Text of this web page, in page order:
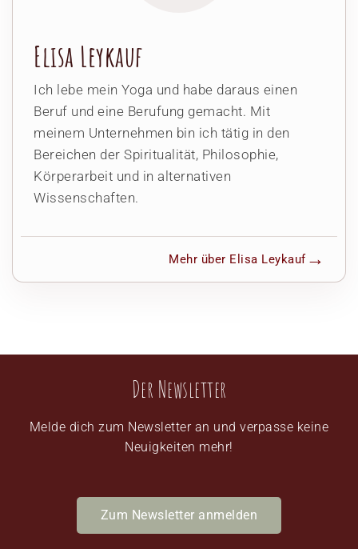
Elisa Leykauf
Ich lebe mein Yoga und habe daraus einen
Beruf und eine Berufung gemacht. Mit
meinem Unternehmen bin ich tätig in den
Bereichen der Spiritualität, Philosophie,
Körperarbeit und in alternativen
Wissenschaften.
Mehr über Elisa Leykauf
Der Newsletter
Melde dich zum Newsletter an und verpasse keine
Neuigkeiten mehr!
Zum Newsletter anmelden